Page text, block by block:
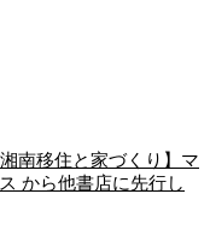
南移住と家づくり】マ
から他書店に先行し